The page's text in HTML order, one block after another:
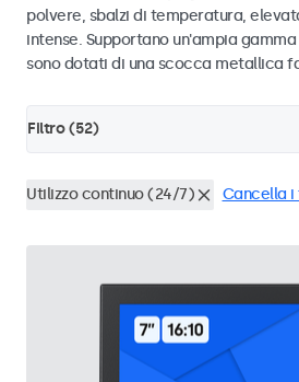
polvere, sbalzi di temperatura,
intense. Supportano un'ampia
sono dotati di una scocca metallica
Filtro (52)
Utilizzo continuo (24/7) Cancella